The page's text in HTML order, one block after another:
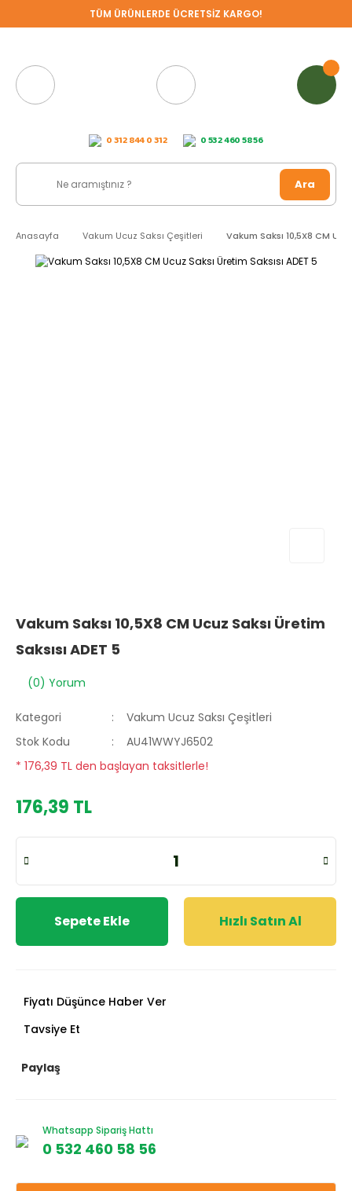
TÜM ÜRÜNLERDE ÜCRETSİZ KARGO!
0 312 844 0 312 0 532 460 58 56
Ara
Anasayfa Vakum Ucuz Saksı Çeşitleri Vakum Saksı 10,5X8 CM
Vakum Saksı 10,5X8 CM Ucuz Saksı Üretim
Saksısı ADET 5
(0) Yorum
Kategori
Vakum Ucuz Saksı Çeşitleri
Stok Kodu
AU41WWYJ6502
* 176,39 TL den başlayan taksitlerle!
176,39 TL
Sepete Ekle Hızlı Satın Al
Fiyatı Düşünce Haber Ver
Tavsiye Et
Paylaş
Whatsapp Sipariş Hattı
0 532 460 58 56